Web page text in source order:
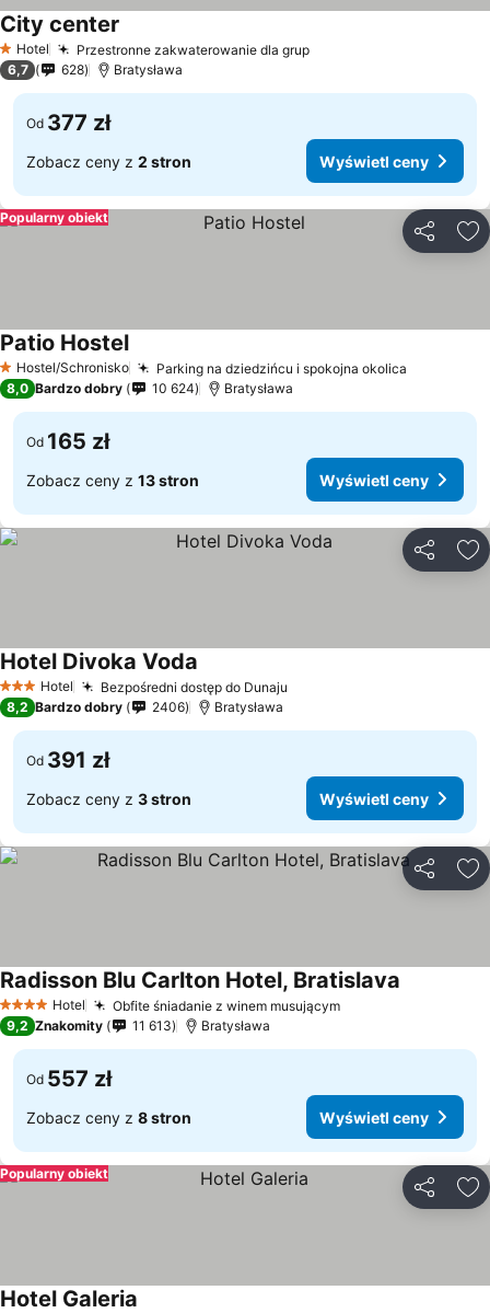
1 Kategoria
Hotel Przestronne zakwaterowanie dla grup
City center
6,7 628 Bratysława
Od 377 zł
Zobacz ceny z 2 stron Wyświetl ceny
Popularny obiekt
1 Kategoria
Hostel/Schronisko Parking na dziedzińcu i spokojna okolica
Patio Hostel
8,0 Bardzo dobry 10 624 Bratysława
Od 165 zł
Zobacz ceny z 13 stron Wyświetl ceny
3 Kategoria
Hotel Bezpośredni dostęp do Dunaju
Hotel Divoka Voda
8,2 Bardzo dobry 2406 Bratysława
Od 391 zł
Zobacz ceny z 3 stron Wyświetl ceny
4 KategoriaHotel Obfite śniadanie z winem musującym
Radisson Blu Carlton Hotel, Bratislava
9,2 Znakomity 11 613 Bratysława
Od 557 zł
Zobacz ceny z 8 stron Wyświetl ceny
Popularny obiekt
Hotel Galeria